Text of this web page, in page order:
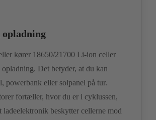
opladning
kører 18650/21700 Li-ion celler
Det betyder, at du kan
powerbank eller solpanel på tur.
fortæller, hvor du er i cyklussen,
ladeelektronik beskytter cellerne mod